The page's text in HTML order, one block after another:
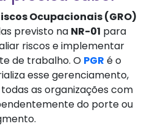
Ocupacionais (GRO)
previsto na NR-01 para
riscos e implementar
de trabalho. O PGR é o
esse gerenciamento,
as organizações com
do porte ou